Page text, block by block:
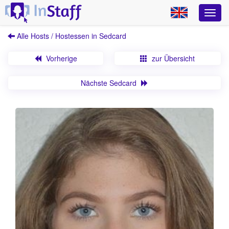
Alle Hosts / Hostessen in Sedcard
Vorherige zur Übersicht
Nächste Sedcard